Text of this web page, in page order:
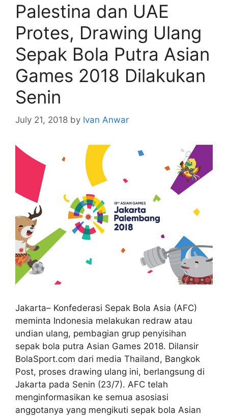
Palestina dan UAE
Protes, Drawing Ulang
Sepak Bola Putra Asian
Games 2018 Dilakukan
Senin
July 21, 2018 by Ivan Anwar
Jakarta– Konfederasi Sepak Bola Asia (AFC)
meminta Indonesia melakukan redraw atau
undian ulang, pembagian grup penyisihan
sepak bola putra Asian Games 2018. Dilansir
BolaSport.com dari media Thailand, Bangkok
Post, proses drawing ulang ini, berlangsung di
Jakarta pada Senin (23/7). AFC telah
menginformasikan ke semua asosiasi
anggotanya yang mengikuti sepak bola Asian